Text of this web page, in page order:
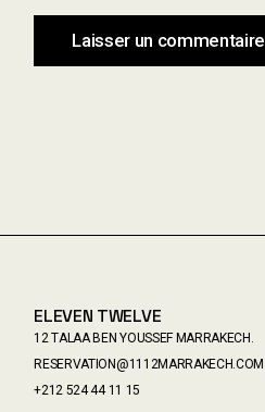
Laisser un commentaire
ELEVEN TWELVE
12 TALAA BEN YOUSSEF MARRAKECH.
RESERVATION@1112MARRAKECH.COM
+212 524 44 11 15